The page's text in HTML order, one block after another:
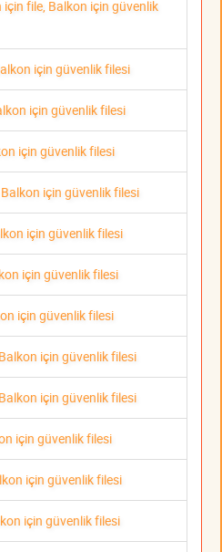
file, Balkon için güvenlik
için güvenlik filesi
için güvenlik filesi
için güvenlik filesi
için güvenlik filesi
için güvenlik filesi
için güvenlik filesi
için güvenlik filesi
için güvenlik filesi
için güvenlik filesi
için güvenlik filesi
için güvenlik filesi
için güvenlik filesi